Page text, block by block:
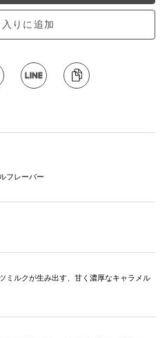
りに追加
フレーバー
ミルクが生み出す、甘く濃厚なキャラメル